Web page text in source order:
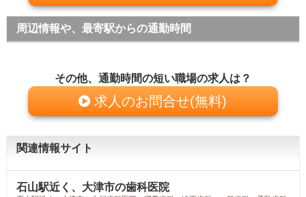
周辺情報や、最寄駅からの通勤時間
その他、通勤時間の短い職場の求人は？
求人のお問合せ(無料)
関連情報サイト
石山駅近く、大津市の歯科医院